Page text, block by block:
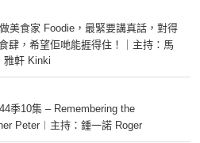
美食家 Foodie，最緊要講真話，對得
肆，希望佢哋能捱得住！｜主持：馬
雅軒 Kinki
季10集 – Remembering the
Peter︱主持：鍾一諾 Roger